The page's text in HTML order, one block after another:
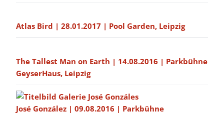
Atlas Bird | 28.01.2017 | Pool Garden, Leipzig
The Tallest Man on Earth | 14.08.2016 | Parkbühne
GeyserHaus, Leipzig
José González | 09.08.2016 | Parkbühne